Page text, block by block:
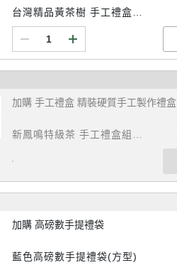
台灣精品黃茶樹 手工禮盒組
加購 手工禮盒 精裝硬質手工製作禮盒
新鳳鳴特級茶 手工禮盒組
加購 高磅數手提禮袋
藍色高磅數手提禮袋(方型)